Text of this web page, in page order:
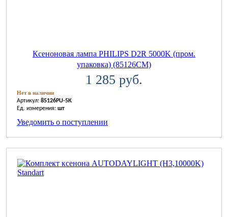
Ксеноновая лампа PHILIPS D2R 5000K (пром.
упаковка) (85126CM)
1 285 руб.
Нет в наличии
Артикул: 85126PU-5К
Ед. измерения: шт
Уведомить о поступлении